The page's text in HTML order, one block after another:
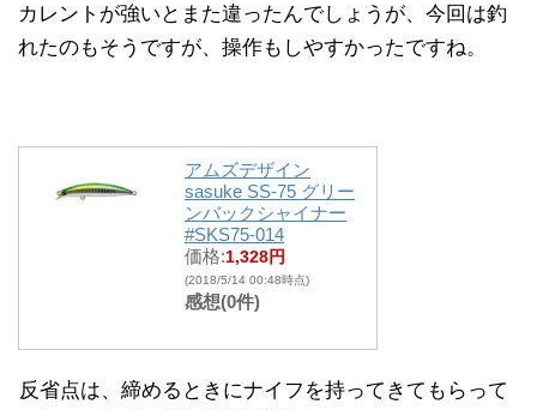
カレントが強いとまた違ったんでしょうが、今回は釣
れたのもそうですが、操作もしやすかったですね。
アムズデザイン
sasuke SS-75 グリー
ンバックシャイナー
#SKS75-014
価格:1,328円
(2018/5/14 00:48時点)
感想(0件)
反省点は、締めるときにナイフを持ってきてもらって